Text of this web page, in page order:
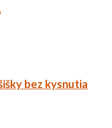
bez kysnutia